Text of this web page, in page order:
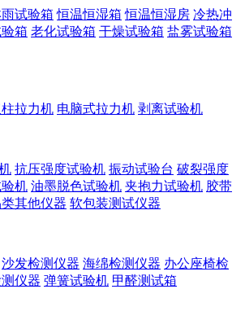
试验箱 恒温恒湿箱 恒温恒湿房 冷热冲
箱 老化试验箱 干燥试验箱 盐雾试验箱
拉力机 电脑式拉力机 剥离试验机
抗压强度试验机 振动试验台 破裂强度
机 油墨脱色试验机 夹抱力试验机 胶带
其他仪器 软包装测试仪器
沙发检测仪器 海绵检测仪器 办公座椅检
仪器 弹簧试验机 甲醛测试箱